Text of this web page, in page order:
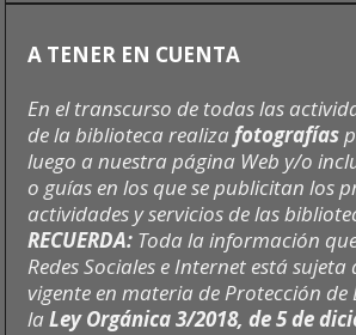
A TENER EN CUENTA
En el transcurso de todas las
de la biblioteca realizafotografías
luego a nuestra página Web y/o
o guías en los que se publicitan los
actividades y servicios de las
RECUERDA: Toda la información
Redes Sociales e Internet está
vigente en materia de Protección de
laLey Orgánica 3/2018, de 5 de